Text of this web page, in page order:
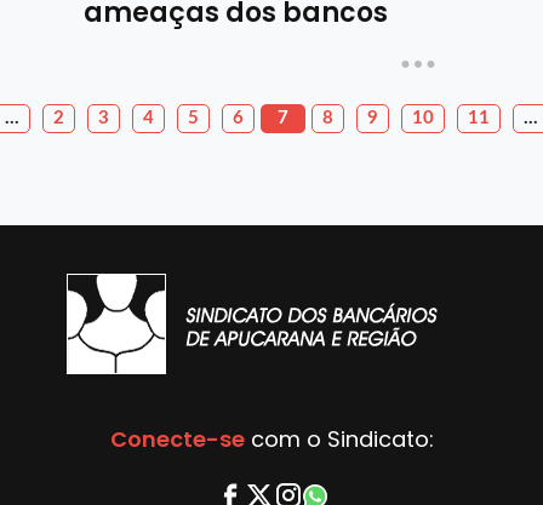
ameaças dos bancos
… 2 3 4 5 6 7 8 9 10 11 …
Conecte-secom o Sindicato: